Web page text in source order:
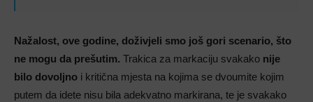
Nažalost, ove godine, doživjeli smo još gori scenario, što
ne mogu da prešutim. Trakica za markaciju svakako nije
bilo dovoljno i kritična mjesta na kojima se dvoumite kojim
putem da idete nisu bila adekvatno markirana, te je svakako